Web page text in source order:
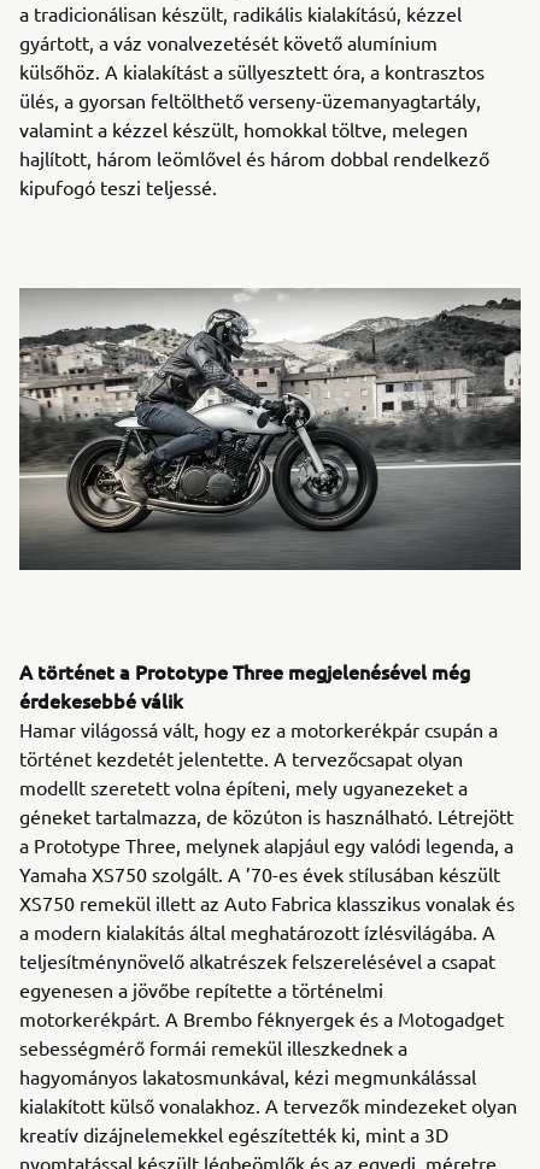
a tradicionálisan készült, radikális kialakítású, kézzel
gyártott, a váz vonalvezetését követő alumínium
külsőhöz. A kialakítást a süllyesztett óra, a kontrasztos
ülés, a gyorsan feltölthető verseny-üzemanyagtartály,
valamint a kézzel készült, homokkal töltve, melegen
hajlított, három leömlővel és három dobbal rendelkező
kipufogó teszi teljessé.
A történet a Prototype Three megjelenésével még
érdekesebbé válik
Hamar világossá vált, hogy ez a motorkerékpár csupán a
történet kezdetét jelentette. A tervezőcsapat olyan
modellt szeretett volna építeni, mely ugyanezeket a
géneket tartalmazza, de közúton is használható. Létrejött
a Prototype Three, melynek alapjául egy valódi legenda, a
Yamaha XS750 szolgált. A ’70-es évek stílusában készült
XS750 remekül illett az Auto Fabrica klasszikus vonalak és
a modern kialakítás által meghatározott ízlésvilágába. A
teljesítménynövelő alkatrészek felszerelésével a csapat
egyenesen a jövőbe repítette a történelmi
motorkerékpárt. A Brembo féknyergek és a Motogadget
sebességmérő formái remekül illeszkednek a
hagyományos lakatosmunkával, kézi megmunkálással
kialakított külső vonalakhoz. A tervezők mindezeket olyan
kreatív dizájnelemekkel egészítették ki, mint a 3D
nyomtatással készült légbeömlők és az egyedi, méretre